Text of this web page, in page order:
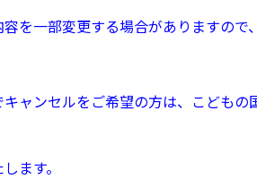
を一部変更する場合がありますので
ャンセルをご希望の方は、こども
ます。